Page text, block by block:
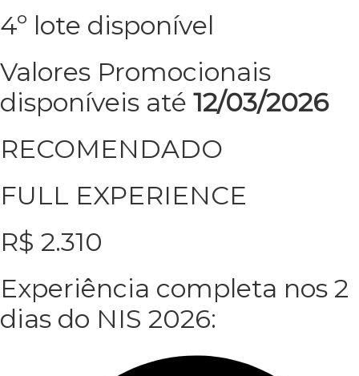
4º lote disponível
Valores Promocionais
disponíveis até 12/03/2026
RECOMENDADO
FULL EXPERIENCE
R$ 2.310
Experiência completa nos 2
dias do NIS 2026: